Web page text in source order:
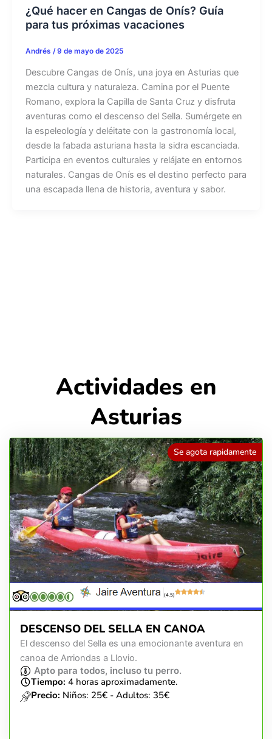
¿Qué hacer en Cangas de Onís? Guía
para tus próximas vacaciones
Andrés /9 de mayo de 2025
Descubre Cangas de Onís, una joya en Asturias que
mezcla cultura y naturaleza. Camina por el Puente
Romano, explora la Capilla de Santa Cruz y disfruta
aventuras como el descenso del Sella. Sumérgete en
la espeleología y deléitate con la gastronomía local,
desde la fabada asturiana hasta la sidra escanciada.
Participa en eventos culturales y relájate en entornos
naturales. Cangas de Onís es el destino perfecto para
una escapada llena de historia, aventura y sabor.
Actividades en
Asturias
Se agota rapidamente
(4.5)
DESCENSO DEL SELLA EN CANOA
El descenso del Sella es una emocionante aventura en
canoa de Arriondas a Llovio.
Apto para todos, incluso tu perro.
Tiempo: 4 horas aproximadamente.
Precio: Niños: 25€ - Adultos: 35€